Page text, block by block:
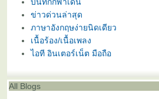
ข่าวด่วนล่าสุด
ภาษาอังกฤษง่ายนิดเดียว
เนื้อร้อง/เนื้อเพลง
ไอที อินเตอร์เน็ต มือถือ
All Blogs